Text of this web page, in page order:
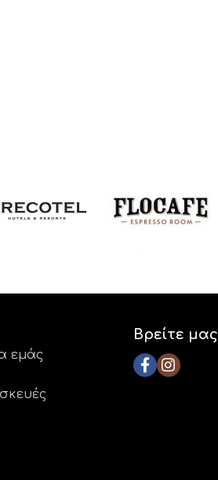
εμάς
Βρείτε μας